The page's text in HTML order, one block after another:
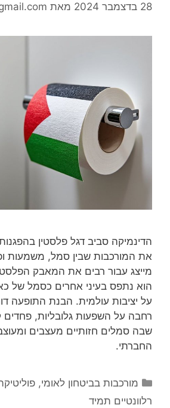
28 בדצמבר 2024 מאת
הדינמיקה סביב דגל פלסטין
את המורכבות שבין סמל, משמעות
מייצג עבור רבים את המאבק
הוא נתפס בעיני אחרים כסמל של
על יציבות עולמית. הבנת התופעה
רחבה על השפעות גלובליות, פחדים
שבה סמלים חזותיים מעצבים
החברתי.
קטגוריות
מורכבות בביטחון לאומי,
רלוונטיים תמיד